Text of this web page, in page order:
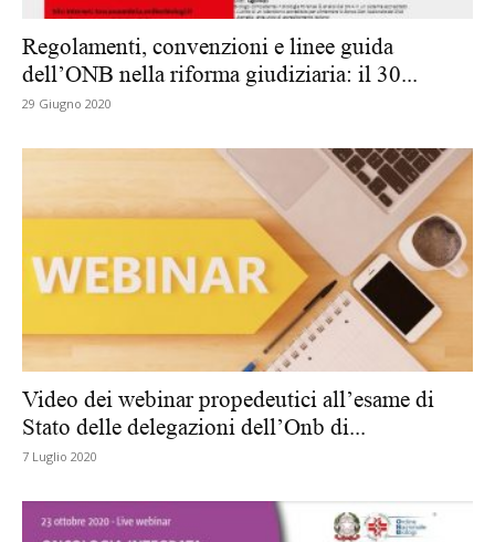
Regolamenti, convenzioni e linee guida
dell’ONB nella riforma giudiziaria: il 30...
29 Giugno 2020
Video dei webinar propedeutici all’esame di
Stato delle delegazioni dell’Onb di...
7 Luglio 2020